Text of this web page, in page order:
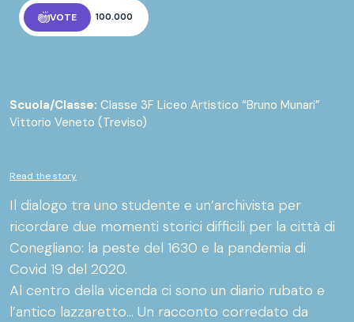
VOTE 100.000
Scuola/Classe: Classe 3F Liceo Artistico “Bruno Munari”
Vittorio Veneto (Treviso)
Read the story
Il dialogo tra uno studente e un’archivista per
ricordare due momenti storici difficili per la città di
Conegliano: la peste del 1630 e la pandemia di
Covid 19 del 2020.
Al centro della vicenda ci sono un diario rubato e
l’antico lazzaretto… Un racconto corredato da